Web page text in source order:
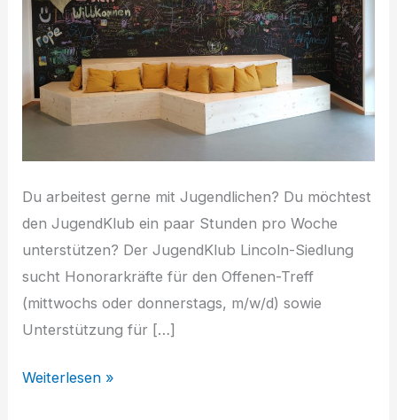
Du arbeitest gerne mit Jugendlichen? Du möchtest
den JugendKlub ein paar Stunden pro Woche
unterstützen? Der JugendKlub Lincoln-Siedlung
sucht Honorarkräfte für den Offenen-Treff
(mittwochs oder donnerstags, m/w/d) sowie
Unterstützung für […]
Honorarkräfte
Weiterlesen »